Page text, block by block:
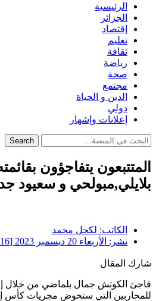
الرئيسية
الجزائر
إقتصاد
تعليم
ثقافة
رياضة
صحة
مجتمع
الدين و الحياة
دولي
إعلانات وإشهار
Search
المتتبعون يتفاجؤون
بلايلي,مبولحي و سعيود
الكاتب: لكحل محمد
نشر: الأربعاء 20 ديسمبر 2023 [12:16 مساءً] بتوقيت الجزائر
شارك المقال
فاجئ الكوتش جمال بلماضي من خلال
للمحاربين التي ستخوض مجريات كأس